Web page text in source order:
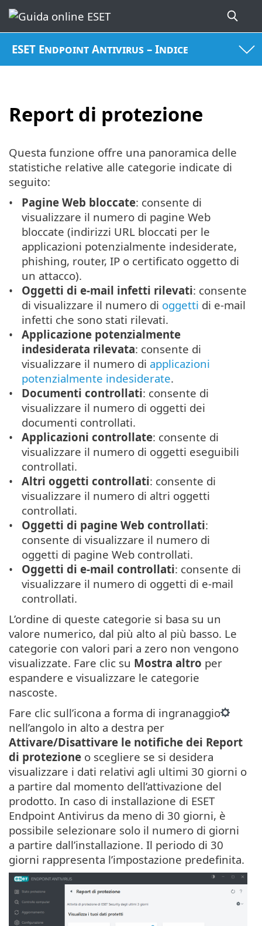
ESET Endpoint Antivirus – Indice
Report di protezione
Questa funzione offre una panoramica delle
statistiche relative alle categorie indicate di
seguito:
Pagine Web bloccate: consente di
visualizzare il numero di pagine Web
bloccate (indirizzi URL bloccati per le
applicazioni potenzialmente indesiderate,
phishing, router, IP o certificato oggetto di
un attacco).
Oggetti di e-mail infetti rilevati: consente
di visualizzare il numero di oggetti di e-mail
infetti che sono stati rilevati.
Applicazione potenzialmente
indesiderata rilevata: consente di
visualizzare il numero di applicazioni
potenzialmente indesiderate.
Documenti controllati: consente di
visualizzare il numero di oggetti dei
documenti controllati.
Applicazioni controllate: consente di
visualizzare il numero di oggetti eseguibili
controllati.
Altri oggetti controllati: consente di
visualizzare il numero di altri oggetti
controllati.
Oggetti di pagine Web controllati:
consente di visualizzare il numero di
oggetti di pagine Web controllati.
Oggetti di e-mail controllati: consente di
visualizzare il numero di oggetti di e-mail
controllati.
L’ordine di queste categorie si basa su un
valore numerico, dal più alto al più basso. Le
categorie con valori pari a zero non vengono
visualizzate. Fare clic su Mostra altro per
espandere e visualizzare le categorie
nascoste.
Fare clic sull’icona a forma di ingranaggio
nell’angolo in alto a destra per
Attivare/Disattivare le notifiche dei Report
di protezione o scegliere se si desidera
visualizzare i dati relativi agli ultimi 30 giorni o
a partire dal momento dell’attivazione del
prodotto. In caso di installazione di ESET
Endpoint Antivirus da meno di 30 giorni, è
possibile selezionare solo il numero di giorni
a partire dall’installazione. Il periodo di 30
giorni rappresenta l’impostazione predefinita.